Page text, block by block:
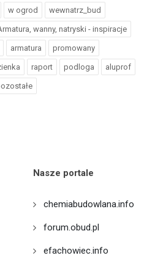
w ogrod wewnatrz_bud
wanny, natryski - inspiracje
armatura promowany
raport podloga aluprof
Nasze portale
chemiabudowlana.info
forum.obud.pl
efachowiec.info